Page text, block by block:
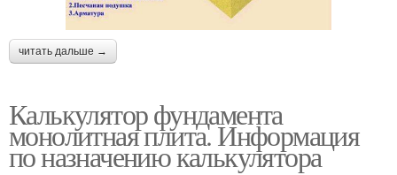
читать дальше →
Калькулятор фундамента
монолитная плита. Информация
по назначению калькулятора